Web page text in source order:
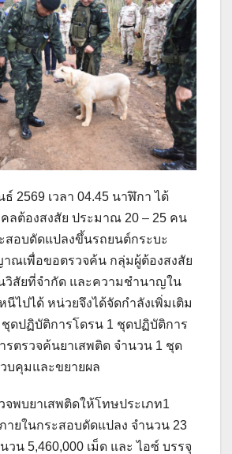
2569 เวลา 04.45 นาฬิกา ได้
ลต้องสงสัย ประมาณ 20 – 25 คน
สอบดัดแปลงขึ้นรถยนต์กระบะ
ณเพื่อขอตรวจค้น กลุ่มผู้ต้องสงสัย
วิสัยที่จำกัด และความชำนาญใน
ไปได้ หน่วยจึงได้จัดกำลังเพิ่มเติม
ดปฏิบัติการโดรน 1 ชุดปฏิบัติการ
ตรวจค้นยาเสพติด จำนวน 1 ชุด
บคุมและขยายผล
จพบยาเสพติดให้โทษประเภท1
ายในกระสอบดัดแปลง จำนวน 23
วน 5,460,000 เม็ด และ ไอซ์ บรรจุ